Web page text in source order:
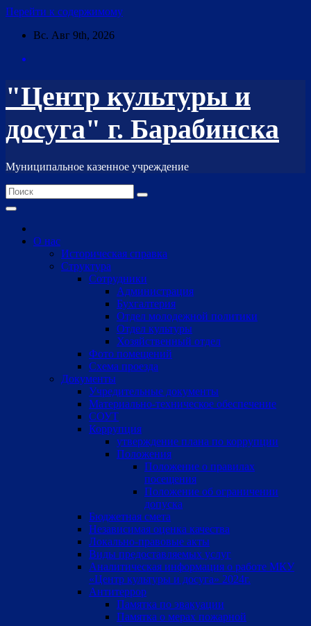
Перейти к содержимому
Вс. Авг 9th, 2026
"Центр культуры и
досуга" г. Барабинска
Муниципальное казенное учреждение
О нас
Историческая справка
Структура
Сотрудники
Администрация
Бухгалтерия
Отдел молодежной политики
Отдел культуры
Хозяйственный отдел
Фото помещений
Схема проезда
Документы
Учредительные документы
Материально-техническое обеспечение
СОУТ
Коррупция
утверждение плана по коррупции
Положения
Положение о правилах
посещения
Положение об ограничении
допуска
Бюджетная смета
Независимая оценка качества
Локально-правовые акты
Виды предоставляемых услуг
Аналитическая информация о работе МКУ
«Центр культуры и досуга» 2024г.
Антитеррор
Памятка по эвакуации
Памятка о мерах пожарной